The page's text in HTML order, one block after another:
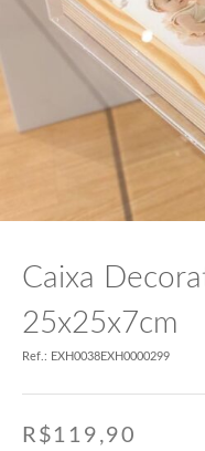
Caixa
25x25x7cm
Ref.: EXH0038EXH0000299
R$ 119,90